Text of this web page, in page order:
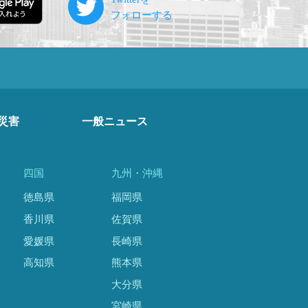
害 一般ニュース
四国
徳島県
香川県
愛媛県
高知県
九州・沖縄
福岡県
佐賀県
長崎県
熊本県
大分県